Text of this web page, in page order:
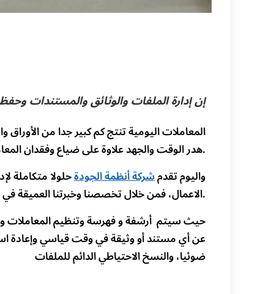
إن إدارة الملفات والوثائق والمستندات
المعاملات اليومية تنتج كم كبير جدا من
هدر الوقت والجهد علاوة على ضياع وفقدان المعاملات والمستندات المهمة وعدم توفرها وقت الحاجة لها.
واليوم تقدمشركة أنظمة الجودةحلولا متكاملة
الاعمال، فمن خلال تخصصنا وخبرتنا العميقة في مجال الارشفة الالكترونية والمسح الضوئي يمكننا تقديم الدعم والمساندة اللازمة بعملية التحول الرقمي.
حيث سيتم أرشفة و فهرسة وتنظيم المعاملات
عن أي مستند أو وثيقة في وقت قياسي وإعادة
ضوئيا، والنسخ الاحتياطي الدائم للملفات